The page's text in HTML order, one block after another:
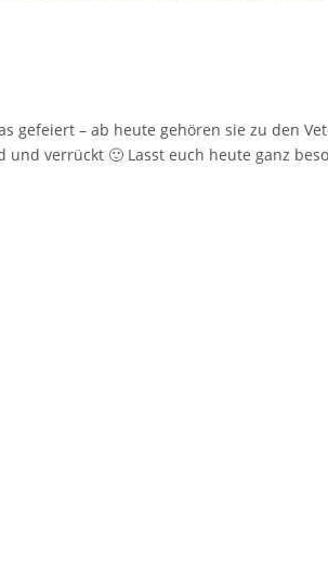
gefeiert – ab heute gehören sie zu den
verrückt 🙂 Lasst euch heute ganz